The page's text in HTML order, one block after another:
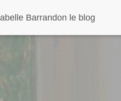
Barrandon le blog